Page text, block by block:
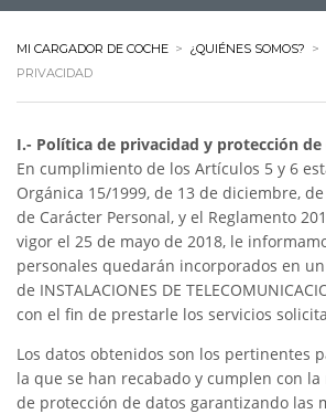
MI CARGADOR DE COCHE > ¿QUIÉNES SOMOS? >
PRIVACIDAD
I.- Política de privacidad y protección
En cumplimiento de los Artículos 5 y 6
Orgánica 15/1999, de 13 de diciembre,
de Carácter Personal, y el Reglamento
vigor el 25 de mayo de 2018, le
personales quedarán incorporados en
de INSTALACIONES DE
con el fin de prestarle los servicios
Los datos obtenidos son los pertinentes
la que se han recabado y cumplen con
de protección de datos garantizando las